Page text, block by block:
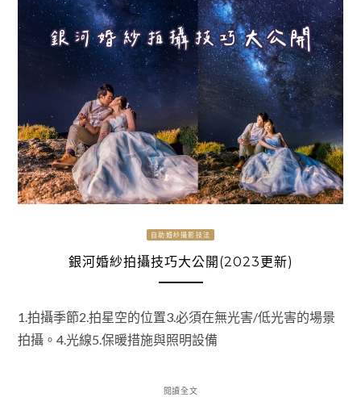
自助婚紗攝影技法
銀河婚紗拍攝技巧大公開(2023更新)
1.拍攝季節2.拍星空的位置3.必須在無光害/低光害的場景
拍攝。4.光線5.保暖措施與照明設備
閱讀全文